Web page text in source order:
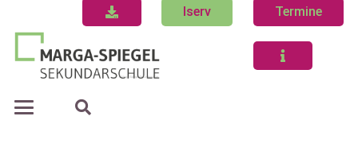
Iserv Termine